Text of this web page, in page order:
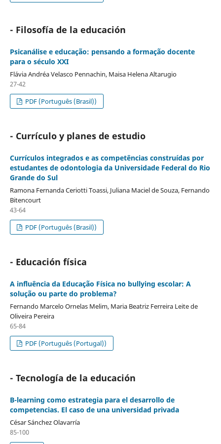
- Filosofía de la educación
Psicanálise e educação: pensando a formação docente
para o século XXI
Flávia Andréa Velasco Pennachin, Maisa Helena Altarugio
27-42
PDF (Português (Brasil))
- Currículo y planes de estudio
Currículos integrados e as competências construídas por
estudantes de odontologia da Universidade Federal do Rio
Grande do Sul
Ramona Fernanda Ceriotti Toassi, Juliana Maciel de Souza, Fernando
Bitencourt
43-64
PDF (Português (Brasil))
- Educación física
A influência da Educação Física no bullying escolar: A
solução ou parte do problema?
Fernando Marcelo Ornelas Melim, Maria Beatriz Ferreira Leite de
Oliveira Pereira
65-84
PDF (Português (Portugal))
- Tecnología de la educación
B-learning como estrategia para el desarrollo de
competencias. El caso de una universidad privada
César Sánchez Olavarría
85-100